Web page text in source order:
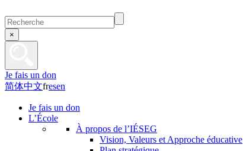
×
Je fais un don
简体中文fresen
Je fais un don
L’École
À propos de l’IÉSEG
Vision, Valeurs et Approche éducative